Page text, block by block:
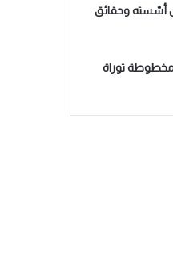
أسّسته وحقائق
مخطوطة توراة